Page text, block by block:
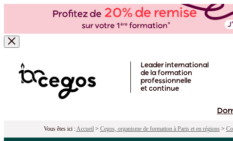
Leader international
de la formation
professionnelle
et continue
Vous êtes ici :Accueil> Cegos, organisme de formation à Paris et en régions>
Formation - Valoriser ses atouts RSE
Pour qui ? Programme Objectifs